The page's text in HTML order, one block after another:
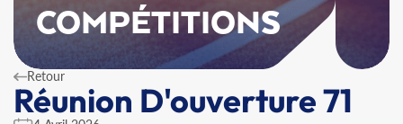
COMPÉTITIONS
Retour
Réunion D'ouverture 71